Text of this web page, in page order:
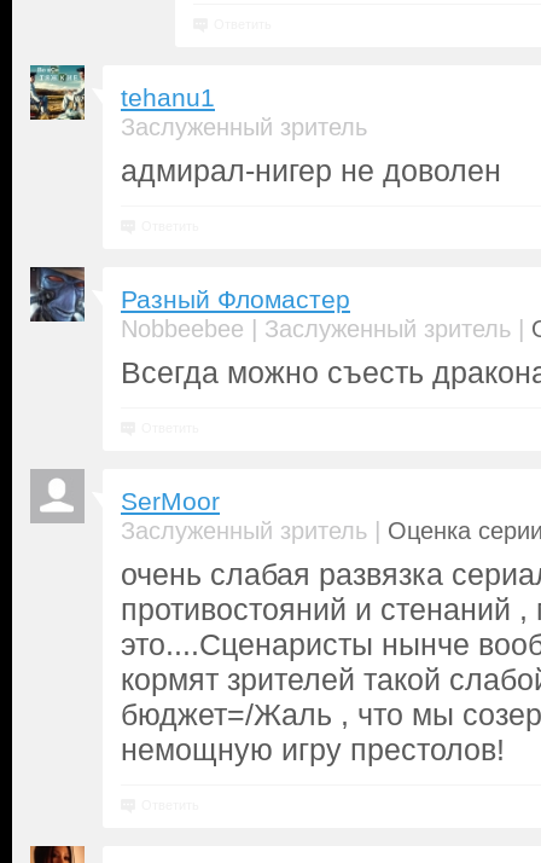
tehanu1
Заслуженный зритель
адмирал-нигер не доволен
Разный Фломастер
Nobbeebee | Заслуженный зритель |
Всегда можно съесть
SerMoor
Заслуженный зритель | Оценка
очень слабая развязка
противостояний и стенаний
это....Сценаристы нынче
кормят зрителей такой
бюджет=/Жаль , что мы
немощную игру престолов!